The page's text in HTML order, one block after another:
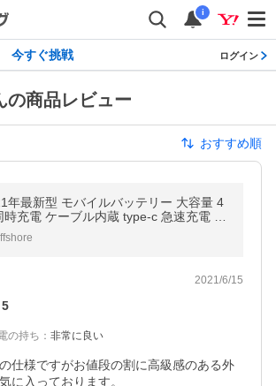
i
今すぐ挑戦 ログイン
商品レビュー
おすすめ順
年最新型 モバイルバッテリー 大容量 4
時充電 ケーブル内蔵 type-c 急速充電 10
スマホ充電器 バッテリー 便利 軽量 i
2021/6/15
5
の持ち ： 非常に良い
仕様ですがお値段の割に高級感のある外
に入っております。